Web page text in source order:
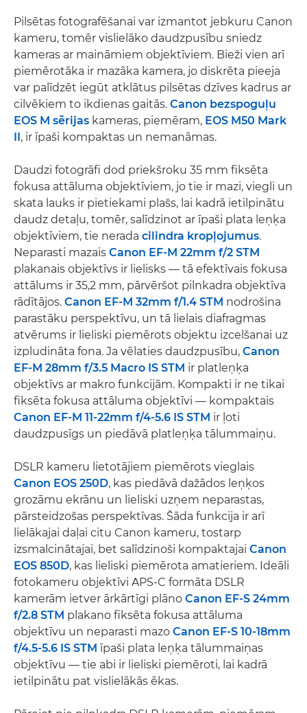
Pilsētas fotografēšanai var izmantot jebkuru Canon
kameru, tomēr vislielāko daudzpusību sniedz
kameras ar maināmiem objektīviem. Bieži vien arī
piemērotāka ir mazāka kamera, jo diskrēta pieeja
var palīdzēt iegūt atklātus pilsētas dzīves kadrus ar
cilvēkiem to ikdienas gaitās. Canon bezspoguļu
EOS M sērijas kameras, piemēram, EOS M50 Mark
II, ir īpaši kompaktas un nemanāmas.
Daudzi fotogrāfi dod priekšroku 35 mm fiksēta
fokusa attāluma objektīviem, jo tie ir mazi, viegli un
skata lauks ir pietiekami plašs, lai kadrā ietilpinātu
daudz detaļu, tomēr, salīdzinot ar īpaši plata leņķa
objektīviem, tie nerada cilindra kropļojumus.
Neparasti mazais Canon EF-M 22mm f/2 STM
plakanais objektīvs ir lielisks — tā efektīvais fokusa
attālums ir 35,2 mm, pārvēršot pilnkadra objektīva
rādītājos. Canon EF-M 32mm f/1.4 STM nodrošina
parastāku perspektīvu, un tā lielais diafragmas
atvērums ir lieliski piemērots objektu izcelšanai uz
izpludināta fona. Ja vēlaties daudzpusību, Canon
EF-M 28mm f/3.5 Macro IS STM ir platleņķa
objektīvs ar makro funkcijām. Kompakti ir ne tikai
fiksēta fokusa attāluma objektīvi — kompaktais
Canon EF-M 11-22mm f/4-5.6 IS STM ir ļoti
daudzpusīgs un piedāvā platleņķa tālummaiņu.
DSLR kameru lietotājiem piemērots vieglais
Canon EOS 250D, kas piedāvā dažādos leņķos
grozāmu ekrānu un lieliski uzņem neparastas,
pārsteidzošas perspektīvas. Šāda funkcija ir arī
lielākajai daļai citu Canon kameru, tostarp
izsmalcinātajai, bet salīdzinoši kompaktajai Canon
EOS 850D, kas lieliski piemērota amatieriem. Ideāli
fotokameru objektīvi APS-C formāta DSLR
kamerām ietver ārkārtīgi plāno Canon EF-S 24mm
f/2.8 STM plakano fiksēta fokusa attāluma
objektīvu un neparasti mazo Canon EF-S 10-18mm
f/4.5-5.6 IS STM īpaši plata leņķa tālummaiņas
objektīvu — tie abi ir lieliski piemēroti, lai kadrā
ietilpinātu pat vislielākās ēkas.